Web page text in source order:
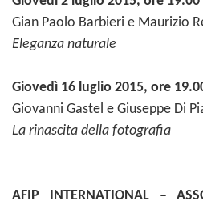
Gian Paolo Barbieri e Maurizio
Eleganza naturale
Giovedì 16 luglio 2015, ore
Giovanni Gastel e Giuseppe Di
La rinascita della fotografia
AFIP INTERNATIONAL –